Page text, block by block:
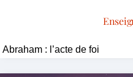
Abraham : l’acte de foi